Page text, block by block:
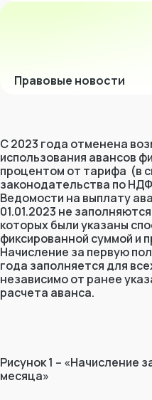
С 2023 года отменена
использования авансов
процентом от тарифа (в
законодательства по
Ведомости на выплату
01.01.2023 не
которых были указаны
фиксированной суммой и
Начисление за первую
года заполняется для
независимо от ранее
расчета аванса.
Рисунок 1 – «Начисление
месяца»
Правовые новости